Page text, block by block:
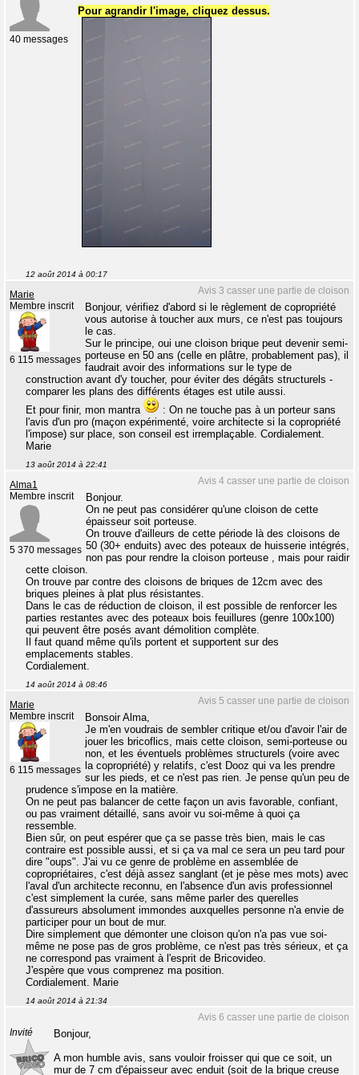
40 messages
Pour agrandir l'image, cliquez dessus.
12 août 2014 à 00:17
Avis 3 casser une partie de cloison
Marie
Membre inscrit
6 115 messages
Bonjour, vérifiez d'abord si le règlement de copropriété
vous autorise à toucher aux murs, ce n'est pas toujours
le cas.
Sur le principe, oui une cloison brique peut devenir semi-
porteuse en 50 ans (celle en plâtre, probablement pas), il
faudrait avoir des informations sur le type de
construction avant d'y toucher, pour éviter des dégâts structurels -
comparer les plans des différents étages est utile aussi.
Et pour finir, mon mantra
: On ne touche pas à un porteur sans
l'avis d'un pro (maçon expérimenté, voire architecte si la copropriété
l'impose) sur place, son conseil est irremplaçable. Cordialement.
Marie
13 août 2014 à 22:41
Avis 4 casser une partie de cloison
Alma1
Membre inscrit
5 370 messages
Bonjour.
On ne peut pas considérer qu'une cloison de cette
épaisseur soit porteuse.
On trouve d'ailleurs de cette période là des cloisons de
50 (30+ enduits) avec des poteaux de huisserie intégrés,
non pas pour rendre la cloison porteuse , mais pour raidir
cette cloison.
On trouve par contre des cloisons de briques de 12cm avec des
briques pleines à plat plus résistantes.
Dans le cas de réduction de cloison, il est possible de renforcer les
parties restantes avec des poteaux bois feuillures (genre 100x100)
qui peuvent être posés avant démolition complète.
Il faut quand même qu'ils portent et supportent sur des
emplacements stables.
Cordialement.
14 août 2014 à 08:46
Avis 5 casser une partie de cloison
Marie
Membre inscrit
6 115 messages
Bonsoir Alma,
Je m'en voudrais de sembler critique et/ou d'avoir l'air de
jouer les bricoflics, mais cette cloison, semi-porteuse ou
non, et les éventuels problèmes structurels (voire avec
la copropriété) y relatifs, c'est Dooz qui va les prendre
sur les pieds, et ce n'est pas rien. Je pense qu'un peu de
prudence s'impose en la matière.
On ne peut pas balancer de cette façon un avis favorable, confiant,
ou pas vraiment détaillé, sans avoir vu soi-même à quoi ça
ressemble.
Bien sûr, on peut espérer que ça se passe très bien, mais le cas
contraire est possible aussi, et si ça va mal ce sera un peu tard pour
dire "oups". J'ai vu ce genre de problème en assemblée de
copropriétaires, c'est déjà assez sanglant (et je pèse mes mots) avec
l'aval d'un architecte reconnu, en l'absence d'un avis professionnel
c'est simplement la curée, sans même parler des querelles
d'assureurs absolument immondes auxquelles personne n'a envie de
participer pour un bout de mur.
Dire simplement que démonter une cloison qu'on n'a pas vue soi-
même ne pose pas de gros problème, ce n'est pas très sérieux, et ça
ne correspond pas vraiment à l'esprit de Bricovideo.
J'espère que vous comprenez ma position.
Cordialement. Marie
14 août 2014 à 21:34
Avis 6 casser une partie de cloison
Invité
Bonjour,
A mon humble avis, sans vouloir froisser qui que ce soit, un
mur de 7 cm d'épaisseur avec enduit (soit de la brique creuse